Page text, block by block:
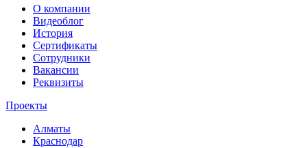
О компании
Видеоблог
История
Сертификаты
Сотрудники
Вакансии
Реквизиты
Проекты
Алматы
Краснодар